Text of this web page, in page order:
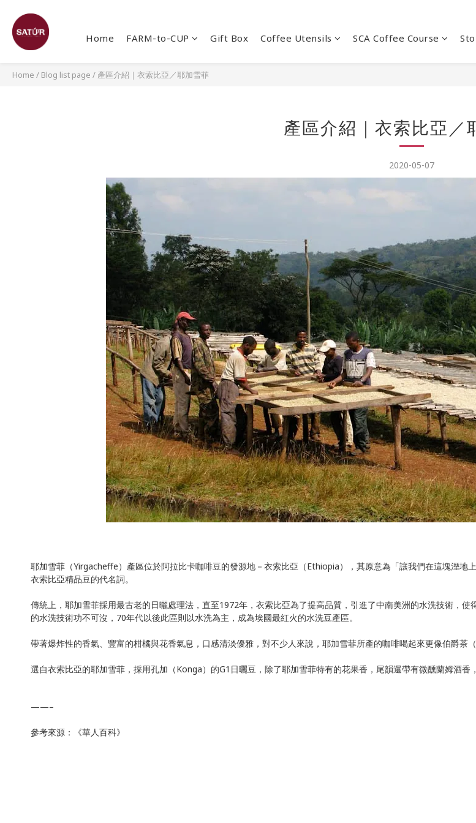
Home FARM-to-CUP Gift Box Coffee Utensils SCA Coffee Course
Home / Blog list page / 產區介紹｜衣索比亞／耶加雪菲
產區介紹｜衣索比亞／
2020-05-07
耶加雪菲（Yirgacheffe）產區位於阿拉比卡咖啡豆的發源地－衣索比亞（Ethiopia），其原意為「讓我們在這塊溼
衣索比亞精品豆的代名詞。
傳統上，耶加雪菲採用最古老的日曬處理法，直至1972年，衣索比亞為了提高品質，引進了中南美洲的水洗技術，
的水洗技術功不可沒，70年代以後此區則以水洗為主，成為埃國最紅火的水洗豆產區。
帶著爆炸性的香氣、豐富的柑橘與花香氣息，口感清淡優雅，對不少人來說，耶加雪菲所產的咖啡喝起來更像伯爵茶（
選自衣索比亞的耶加雪菲，採用孔加（Konga）的G1日曬豆，除了耶加雪菲特有的花果香，尾韻還帶有微醺蘭姆酒香
——–
參考來源：《華人百科》